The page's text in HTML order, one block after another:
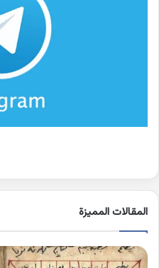
المقالات المميزة
اسماء